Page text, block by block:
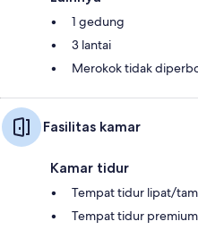
1 gedung
3 lantai
Merokok tidak
Fasilitas kamar
Kamar tidur
Tempat tidur lipat/
Tempat tidur premium